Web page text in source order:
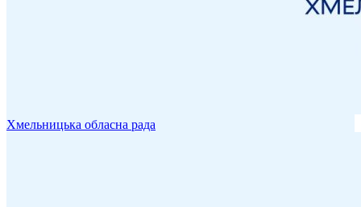
Хмельницька обласна рада